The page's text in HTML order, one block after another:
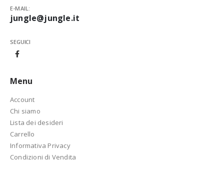
E-MAIL:
jungle@jungle.it
SEGUICI
Menu
Account
Chi siamo
Lista dei desideri
Carrello
Informativa Privacy
Condizioni di Vendita